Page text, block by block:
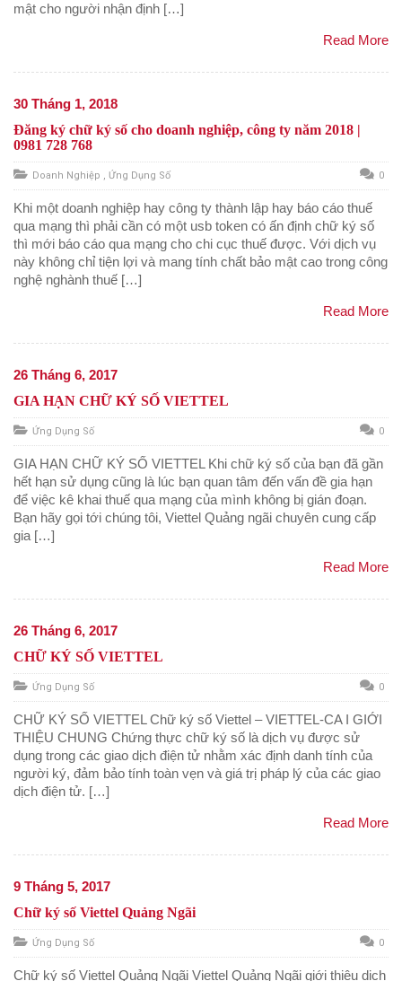
mật cho người nhận định […]
Read More
30 Tháng 1, 2018
Đăng ký chữ ký số cho doanh nghiệp, công ty năm 2018 |
0981 728 768
Doanh Nghiệp , Ứng Dụng Số 0
Khi một doanh nghiệp hay công ty thành lập hay báo cáo thuế
qua mạng thì phải cần có một usb token có ấn định chữ ký số
thì mới báo cáo qua mạng cho chi cục thuế được. Với dịch vụ
này không chỉ tiện lợi và mang tính chất bảo mật cao trong công
nghệ nghành thuế […]
Read More
26 Tháng 6, 2017
GIA HẠN CHỮ KÝ SỐ VIETTEL
Ứng Dụng Số 0
GIA HẠN CHỮ KÝ SỐ VIETTEL Khi chữ ký số của bạn đã gần
hết hạn sử dụng cũng là lúc bạn quan tâm đến vấn đề gia hạn
để việc kê khai thuế qua mạng của mình không bị gián đoạn.
Bạn hãy gọi tới chúng tôi, Viettel Quảng ngãi chuyên cung cấp
gia […]
Read More
26 Tháng 6, 2017
CHỮ KÝ SỐ VIETTEL
Ứng Dụng Số 0
CHỮ KÝ SỐ VIETTEL Chữ ký số Viettel – VIETTEL-CA I GIỚI
THIỆU CHUNG Chứng thực chữ ký số là dịch vụ được sử
dụng trong các giao dịch điện tử nhằm xác định danh tính của
người ký, đảm bảo tính toàn vẹn và giá trị pháp lý của các giao
dịch điện tử. […]
Read More
9 Tháng 5, 2017
Chữ ký số Viettel Quảng Ngãi
Ứng Dụng Số 0
Chữ ký số Viettel Quảng Ngãi Viettel Quảng Ngãi giới thiệu dịch